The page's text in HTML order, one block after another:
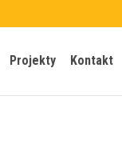
Projekty Kontakt